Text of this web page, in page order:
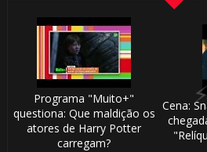
Programa "Muito+"
questiona: Que maldição os
atores de Harry Potter
carregam?
Cena:
1️⃣ 8️⃣
🎈